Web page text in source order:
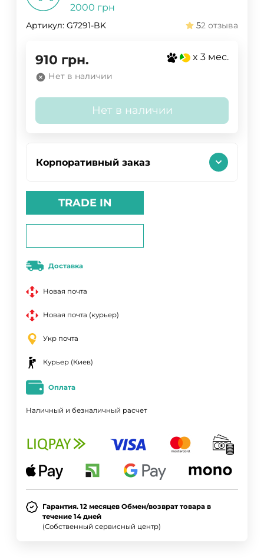
2000 грн
Артикул: G7291-BK 52 отзыва
910 грн. x 3 мес.
Нет в наличии
Нет в наличии
Корпоративный заказ
TRADE IN
Доставка
Новая почта
Новая почта (курьер)
Укр почта
Курьер (Киев)
Оплата
Наличный и безналичный расчет
Гарантия. 12 месяцев Обмен/возврат товара в
течение 14 дней
(Собственный сервисный центр)